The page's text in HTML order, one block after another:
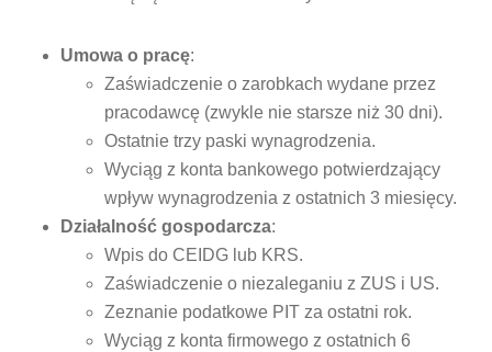
Umowa o pracę:
Zaświadczenie o zarobkach wydane przez
pracodawcę (zwykle nie starsze niż 30 dni).
Ostatnie trzy paski wynagrodzenia.
Wyciąg z konta bankowego potwierdzający
wpływ wynagrodzenia z ostatnich 3 miesięcy.
Działalność gospodarcza:
Wpis do CEIDG lub KRS.
Zaświadczenie o niezaleganiu z ZUS i US.
Zeznanie podatkowe PIT za ostatni rok.
Wyciąg z konta firmowego z ostatnich 6